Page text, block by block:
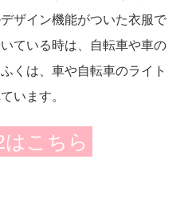
ザイン機能がついた衣服で
ている時は、自転車や車の
くは、車や自転車のライト
います。
こちら